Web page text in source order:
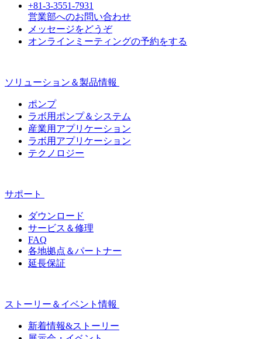
+81-3-3551-7931
営業部へのお問い合わせ
メッセージをどうぞ
オンラインミーティングの予約をする
ソリューション＆製品情報
ポンプ
ラボ用ポンプ＆システム
産業用アプリケーション
ラボ用アプリケーション
テクノロジー
サポート
ダウンロード
サービス＆修理
FAQ
各地拠点＆パートナー
延長保証
ストーリー＆イベント情報
新着情報&ストーリー